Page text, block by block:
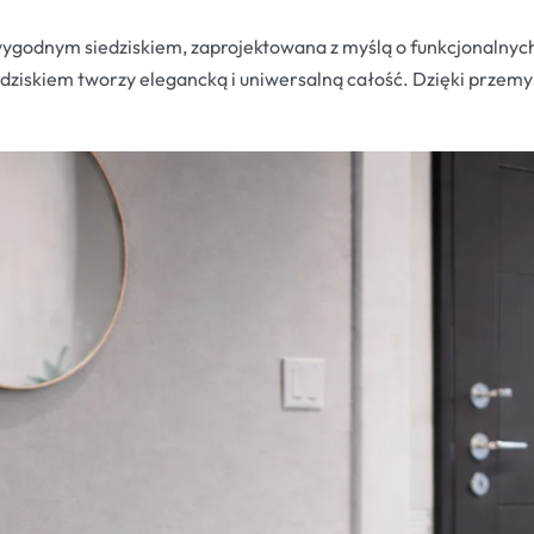
siedziskiem, zaprojektowana z myślą o
tworzy elegancką i uniwersalną całość. Dzięki